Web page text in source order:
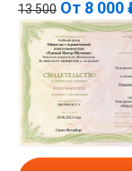
13 500 От 8 000